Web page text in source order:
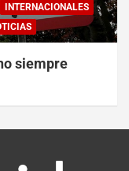
INTERNACIONALES
siempre